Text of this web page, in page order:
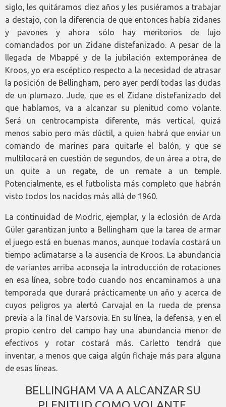
siglo, les quitáramos diez años y les pusiéramos a trabajar
a destajo, con la diferencia de que entonces había zidanes
y pavones y ahora sólo hay meritorios de lujo
comandados por un Zidane distefanizado. A pesar de la
llegada de Mbappé y de la jubilación extemporánea de
Kroos, yo era escéptico respecto a la necesidad de atrasar
la posición de Bellingham, pero ayer perdí todas las dudas
de un plumazo. Jude, que es el Zidane distefanizado del
que hablamos, va a alcanzar su plenitud como volante.
Será un centrocampista diferente, más vertical, quizá
menos sabio pero más dúctil, a quien habrá que enviar un
comando de marines para quitarle el balón, y que se
multilocará en cuestión de segundos, de un área a otra, de
un quite a un regate, de un remate a un temple.
Potencialmente, es el futbolista más completo que habrán
visto todos los nacidos más allá de 1960.
La continuidad de Modric, ejemplar, y la eclosión de Arda
Güler garantizan junto a Bellingham que la tarea de armar
el juego está en buenas manos, aunque todavía costará un
tiempo aclimatarse a la ausencia de Kroos. La abundancia
de variantes arriba aconseja la introducción de rotaciones
en esa línea, sobre todo cuando nos encaminamos a una
temporada que durará prácticamente un año y acerca de
cuyos peligros ya alertó Carvajal en la rueda de prensa
previa a la final de Varsovia. En su línea, la defensa, y en el
propio centro del campo hay una abundancia menor de
efectivos y rotar costará más. Carletto tendrá que
inventar, a menos que caiga algún fichaje más para alguna
de esas líneas.
BELLINGHAM VA A ALCANZAR SU